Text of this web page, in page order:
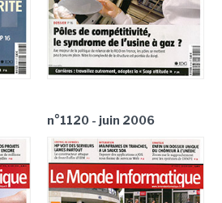
n°1120 - juin 2006